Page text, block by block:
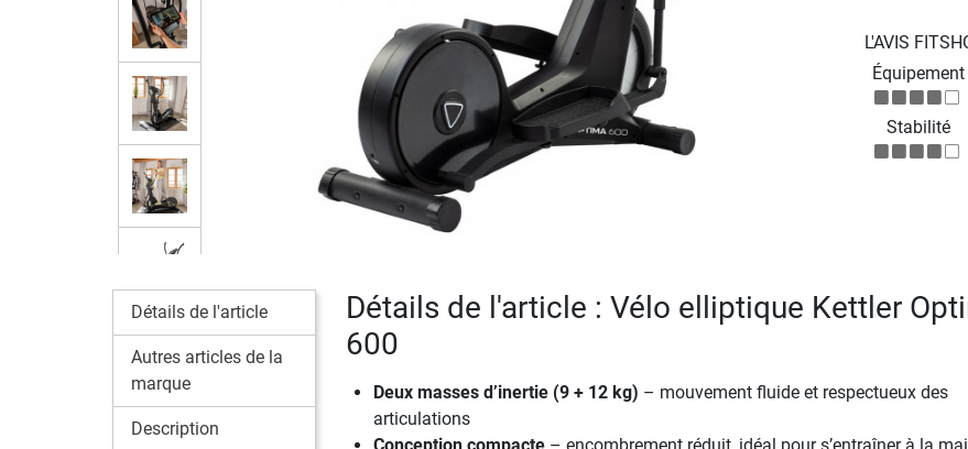
L'AVIS
Équipement
Stabilité
Détails de l'article
Autres articles de la
marque
Description
Détails de l'article : Vélo elliptique Kettler
600
Deux masses d’inertie (9 + 12 kg) – mouvement fluide et respectueux des
articulations